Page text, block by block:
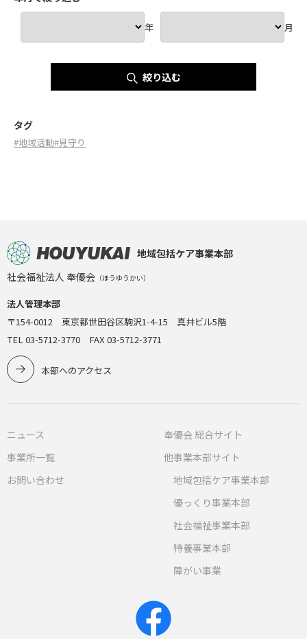
年 月
絞り込む
タグ
#地域活動#見守り
地域包括ケア事業本部
社会福祉法人 奉優会 （ほうゆうかい）
法人管理本部
〒154-0012 東京都世田谷区駒沢1-4-15 真井ビル5階
TEL 03-5712-3770 FAX 03-5712-3771
本部へのアクセス
ニュース
事業所一覧
お問い合わせ
奉優会 総合サイト
他事業本部サイト
地域包括ケア事業本部
優っくり事業本部
社会福祉事業本部
特養事業本部
障がい事業